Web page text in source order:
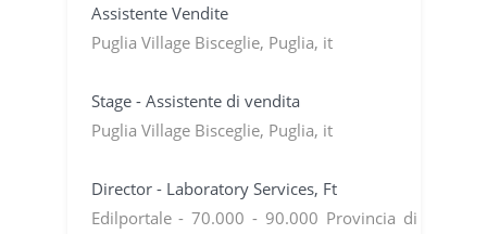
Assistente Vendite
Puglia Village Bisceglie, Puglia, it
Stage - Assistente di vendita
Puglia Village Bisceglie, Puglia, it
Director - Laboratory Services, Ft
Edilportale - 70.000 - 90.000 Provincia di